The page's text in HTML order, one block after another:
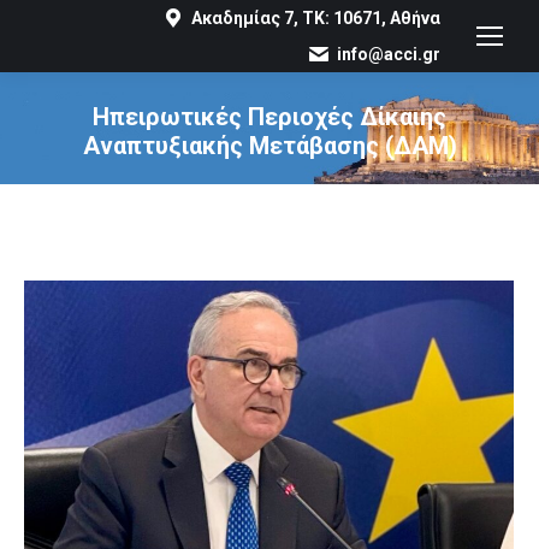
Ακαδημίας 7, ΤΚ: 10671, Αθήνα
info@acci.gr
Ηπειρωτικές Περιοχές Δίκαιης
Αναπτυξιακής Μετάβασης (ΔΑΜ)
You are here: